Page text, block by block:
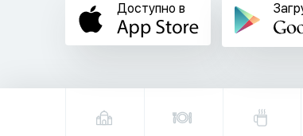
Доступно в